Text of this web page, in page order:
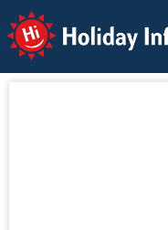
Holiday Info